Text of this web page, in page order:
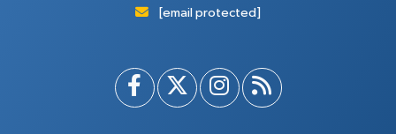
[email protected]